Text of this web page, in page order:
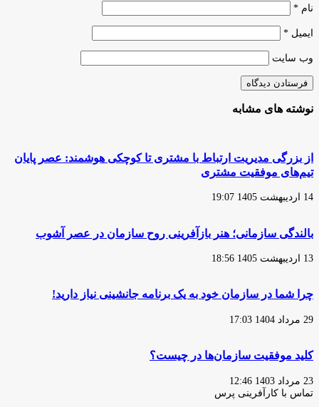
دهیم
نام *
ایمیل *
وب‌ سایت
نوشته های مشابه
از بزرگی مدیریت ارتباط با مشتری تا کوچکی هوشمند: عصر پایان
تیم‌های موفقیت مشتری
14 اردیبهشت 1405 19:07
بالندگی سازمانی؛ هنر بازآفرینی روح سازمان در عصر آشوب
13 اردیبهشت 1405 18:56
چرا شما در سازمان خود به یک برنامه جانشینی نیاز دارید!
29 مرداد 1404 17:03
کلید موفقیت سازمان‌ها در چیست؟
23 مرداد 1403 12:46
تماس با کارآفرینی پرس